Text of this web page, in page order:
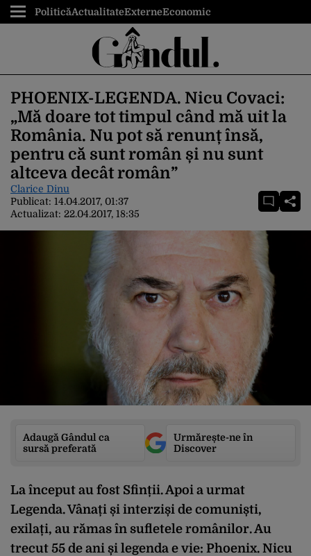
PoliticăActualitateExterneEconomic
PHOENIX-LEGENDA. Nicu Covaci:
„Mă doare tot timpul când mă uit la
România. Nu pot să renunț însă,
pentru că sunt român și nu sunt
altceva decât român”
Clarice Dinu
Publicat: 14.04.2017, 01:37
Actualizat: 22.04.2017, 18:35
Adaugă Gândul ca
sursă preferată
Urmărește-ne în
Discover
La început au fost Sfinții. Apoi a urmat
Legenda. Vânați și interziși de comuniști,
exilați, au rămas în sufletele românilor. Au
trecut 55 de ani și legenda e vie: Phoenix. Nicu